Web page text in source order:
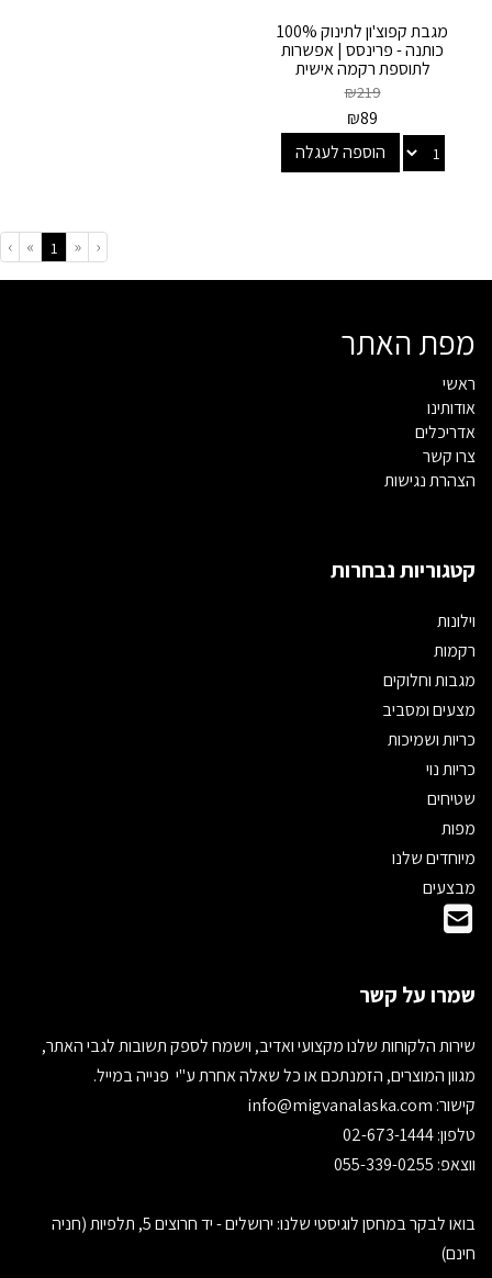
מגבת קפוצ'ון לתינוק 100%
כותנה - פרינסס | אפשרות
לתוספת רקמה אישית
₪219
₪89
הוספה לעגלה
‹
«
1
»
›
מפת האתר
ראשי
אודותינו
אדריכלים
צרו קשר
הצהרת נגישות
קטגוריות נבחרות
וילונות
רקמות
מגבות וחלוקים
מצעים ומסביב
כריות ושמיכות
כריות נוי
שטיחים
מפות
מיוחדים שלנו
מבצעים
שמרו על קשר
שירות הלקוחות שלנו מקצועי ואדיב, וישמח לספק תשובות לגבי האתר,
מגוון המוצרים, הזמנתכם או כל שאלה אחרת ע"י פנייה במייל.
קישור:
טלפון: 02-673-1444
ווצאפ: 055-339-0255
בואו לבקר במחסן לוגיסטי שלנו: ירושלים - יד חרוצים 5, תלפיות (חניה
חינם)